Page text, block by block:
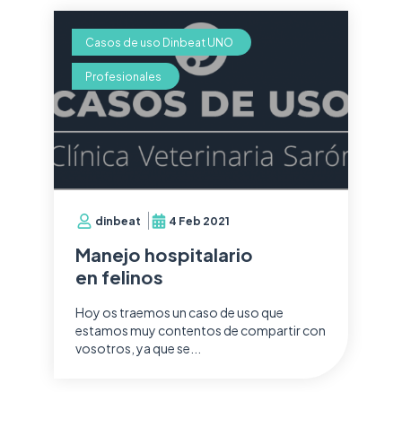
dinbeat 4 Feb 2021
Manejo hospitalario
en felinos
Hoy os traemos un caso de uso que
estamos muy contentos de compartir con
vosotros, ya que se...
Casos de uso Dinbeat UNO
Profesionales